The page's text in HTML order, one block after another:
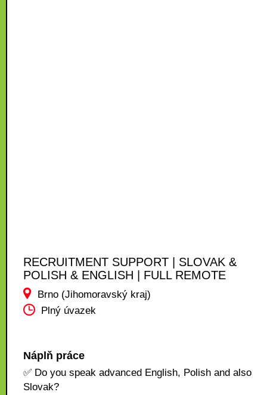
RECRUITMENT SUPPORT | SLOVAK &
POLISH & ENGLISH | FULL REMOTE
Brno (Jihomoravský kraj)
Plný úvazek
Náplň práce
✅ Do you speak advanced English, Polish and also
Slovak?